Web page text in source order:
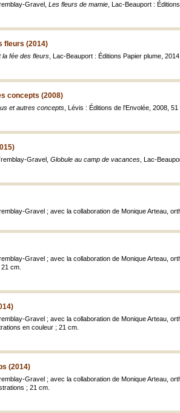
Gravel, Les fleurs de mamie , Lac-Beauport :
fleurs (2014)
la fée des fleurs , Lac-Beauport : Éditions Papier plume, 2014
concepts (2008)
et autres concepts , Lévis : Éditions de l'Envolée, 2008, 51
Gravel, Globule au camp de vacances , Lac-
Gravel ; avec la collaboration de Monique Arteau,
Gravel ; avec la collaboration de Monique Arteau,
cm.
Gravel ; avec la collaboration de Monique Arteau,
en couleur ; 21 cm.
(2014)
Gravel ; avec la collaboration de Monique Arteau,
; 21 cm.